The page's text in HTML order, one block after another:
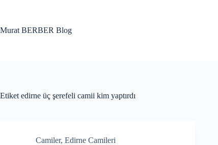
Murat BERBER Blog
Etiket edirne üç şerefeli camii kim yaptırdı
Camiler, Edirne Camileri